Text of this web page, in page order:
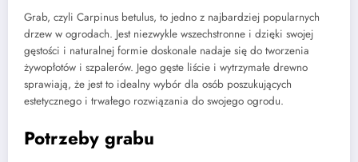
Grab, czyli Carpinus betulus, to jedno z najbardziej popularnych
drzew w ogrodach. Jest niezwykle wszechstronne i dzięki swojej
gęstości i naturalnej formie doskonale nadaje się do tworzenia
żywopłotów i szpalerów. Jego gęste liście i wytrzymałe drewno
sprawiają, że jest to idealny wybór dla osób poszukujących
estetycznego i trwałego rozwiązania do swojego ogrodu.
Potrzeby grabu